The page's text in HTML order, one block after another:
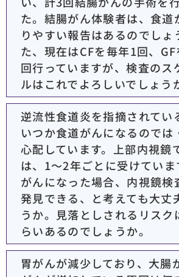
た。結腸がん体験者は、食道
りやすい報告はあるのでしょ
た、現在はCFを毎年1回、
回行っていますが、検査のス
ルはこれでよろしいでしょう
逆流性食道炎を指摘されてい
いつか食道がんになるのでは
心配しています。上部内視鏡
は、1～2年ごとに受けていま
がんになった場合、内視鏡検
発見できる、と考えても大丈
うか。見落としされるリスク
らいあるのでしょうか。
胃がんが減少しており、大腸